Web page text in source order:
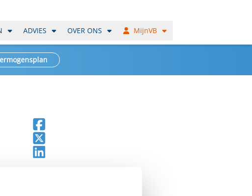
ADVIES OVER ONS MijnVB
Deel op Facebook
Deel op X
Deel op LinkedIn